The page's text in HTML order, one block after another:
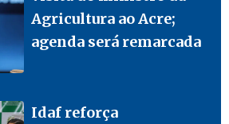
Agricultura ao Acre;
agenda será remarcada
Idaf reforça